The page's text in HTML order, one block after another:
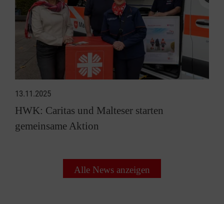
13.11.2025
HWK: Caritas und Malteser starten
gemeinsame Aktion
Alle News anzeigen